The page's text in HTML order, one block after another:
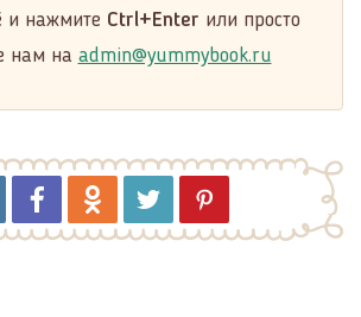
и нажмите Ctrl+Enter или просто
нам на admin@yummybook.ru